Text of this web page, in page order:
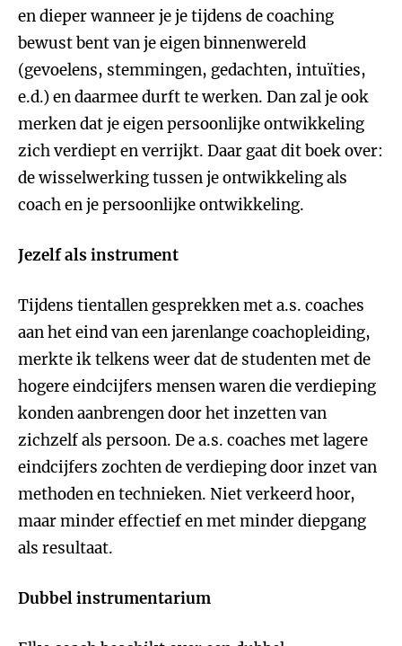
en dieper wanneer je je tijdens de coaching
bewust bent van je eigen binnenwereld
(gevoelens, stemmingen, gedachten, intuïties,
e.d.) en daarmee durft te werken. Dan zal je ook
merken dat je eigen persoonlijke ontwikkeling
zich verdiept en verrijkt. Daar gaat dit boek over:
de wisselwerking tussen je ontwikkeling als
coach en je persoonlijke ontwikkeling.
Jezelf als instrument
Tijdens tientallen gesprekken met a.s. coaches
aan het eind van een jarenlange coachopleiding,
merkte ik telkens weer dat de studenten met de
hogere eindcijfers mensen waren die verdieping
konden aanbrengen door het inzetten van
zichzelf als persoon. De a.s. coaches met lagere
eindcijfers zochten de verdieping door inzet van
methoden en technieken. Niet verkeerd hoor,
maar minder effectief en met minder diepgang
als resultaat.
Dubbel instrumentarium